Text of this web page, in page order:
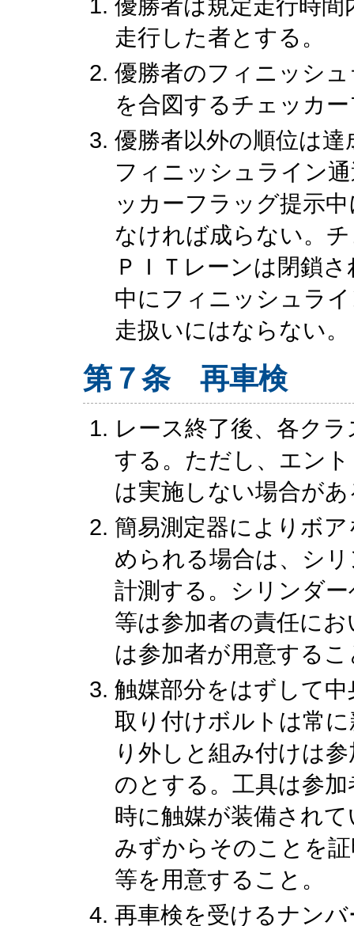
走行した者とする。
優勝者のフィニッシ
を合図するチェッカ
優勝者以外の順位は
フィニッシュライン
ッカーフラッグ提示
なければ成らない。
ＰＩＴレーンは閉鎖
中にフィニッシュラ
走扱いにはならない。
第７条 再車検
レース終了後、各ク
する。ただし、エン
は実施しない場合が
簡易測定器によりボ
められる場合は、シ
計測する。シリンダ
等は参加者の責任に
は参加者が用意するこ
触媒部分をはずして
取り付けボルトは常
り外しと組み付けは
のとする。工具は参
時に触媒が装備され
みずからそのことを
等を用意すること。
再車検を受けるナン